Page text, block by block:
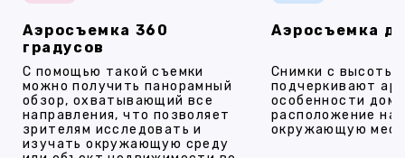
Аэросъемка 360
градусов
С помощью такой съемки
можно получить панорамный
обзор, охватывающий все
направления, что позволяет
зрителям исследовать и
изучать окружающую среду
Аэросъемка
Снимки с высоты
подчеркивают
особенности
расположение на
окружающую